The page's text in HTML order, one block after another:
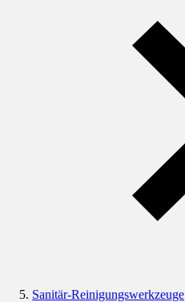
Sanitär-Reinigungswerkzeuge